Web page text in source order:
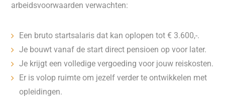
arbeidsvoorwaarden verwachten:
Een bruto startsalaris dat kan oplopen tot € 3.600,-.
Je bouwt vanaf de start direct pensioen op voor later.
Je krijgt een volledige vergoeding voor jouw reiskosten.
Er is volop ruimte om jezelf verder te ontwikkelen met
opleidingen.